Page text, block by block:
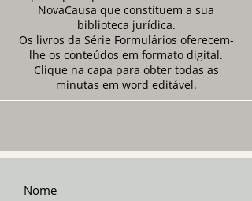
NovaCausa que constituem a sua
biblioteca jurídica.
Os livros da Série Formulários oferecem-
lhe os conteúdos em formato digital.
Clique na capa para obter todas as
minutas em word editável.